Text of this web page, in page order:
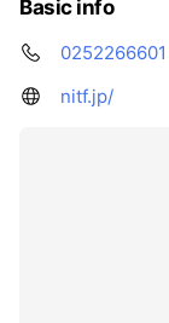
Basic info
0252266601
nitf.jp/